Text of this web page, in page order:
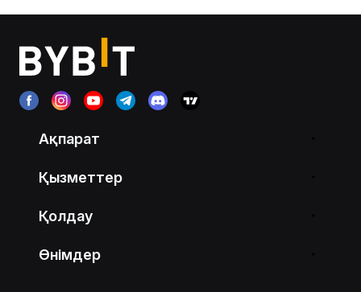
Ақпарат
Қызметтер
Қолдау
Өнімдер